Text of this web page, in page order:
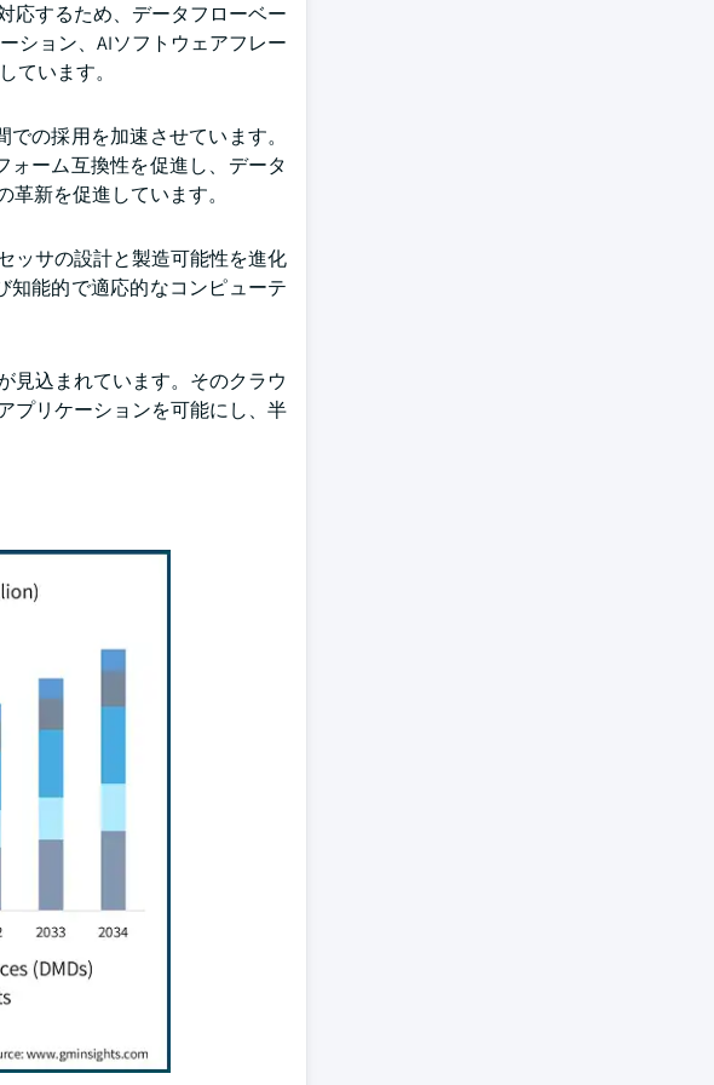
応するため、データフローベー
ション、AIソフトウェアフレー
ています。
の採用を加速させています。
ーム互換性を促進し、データ
新を促進しています。
ッサの設計と製造可能性を進化
知能的で適応的なコンピューテ
見込まれています。そのクラウ
プリケーションを可能にし、半